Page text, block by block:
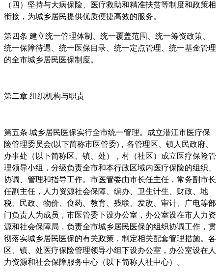
（四）坚持与大病保险、医疗救助和精准扶贫等制度和政策相
衔接，为城乡居民提供优质便捷高效的服务。
第四条 建立统一管理体制、统一覆盖范围、统一筹资政策、
统一保障待遇、统一医保目录、统一定点管理、统一基金管理
的全市城乡居民医保制度。
第二章 组织机构与职责
第五条 城乡居民医保实行全市统一管理。成立潜江市医疗保
险管理委员会(以下简称市医管委)，各管理区、镇人民政府、
办事处（以下简称区、镇、处），村（社区）成立医疗保险管
理领导小组，分级负责全市和本行政区域内医疗保险的组织、
协调、管理和指导工作。市医管委由市长任主任，常务副市长
任副主任，人力资源社会保障、编办、卫生计生、财政、地
税、民政、物价、食药、教育、残联、发改、审计、广电等部
门负责人为成员，市医管委下设办公室，办公室设在市人力资
源和社会保障局，负责全市城乡居民医保的组织协调工作，贯
彻落实城乡居民医保的有关政策，制定相关配套管理措施。各
区、镇、处医疗保险管理领导小组下设办公室，办公室设在人
力资源和社会保障服务中心（以下简称人社中心）。